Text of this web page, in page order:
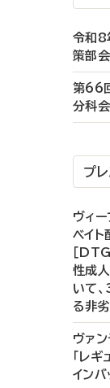
令和8
策部会
第66
分科会
プ
ヴィ
ベイト
［
性成
いて
る非
ヴァ
「レ
イン